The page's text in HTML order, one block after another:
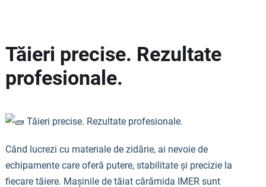
Tăieri precise. Rezultate
profesionale.
Tăieri precise. Rezultate profesionale.
Când lucrezi cu materiale de zidărie, ai nevoie de
echipamente care oferă putere, stabilitate și precizie la
fiecare tăiere. Mașinile de tăiat cărămida IMER sunt